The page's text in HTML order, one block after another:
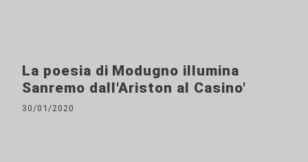
La poesia di Modugno illumina
Sanremo dall'Ariston al Casino'
30/01/2020